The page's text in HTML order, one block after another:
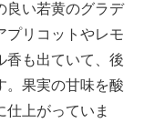
良い若黄のグラデ
プリコットやレモ
香も出ていて、後
。果実の甘味を酸
上がっていま